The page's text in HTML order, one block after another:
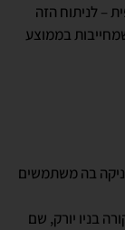
– לניתוח הזה
בממוצע
בה משתמשים
בניו יורק, שם